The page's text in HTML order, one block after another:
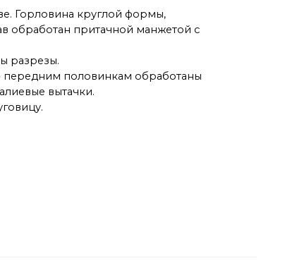
Горловина круглой формы,
обработан притачной манжетой с
разрезы.
передним половинкам обработаны
вытачки.